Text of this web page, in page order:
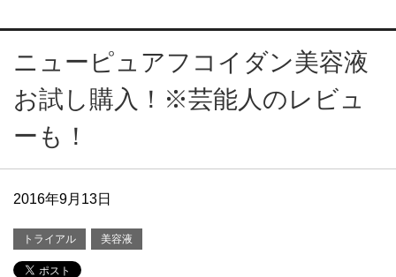
ニューピュアフコイダン美容液
お試し購入！※芸能人のレビュ
ーも！
2016年9月13日
トライアル 美容液